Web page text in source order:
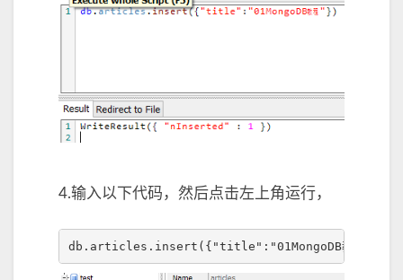
4.输入以下代码，然后点击左上角运行，